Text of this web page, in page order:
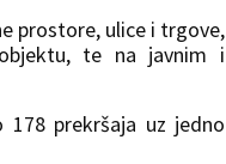
prostore, ulice i trgove,
te na javnim i
prekršaja uz jedno